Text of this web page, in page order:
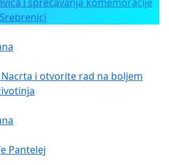
i otvorite rad na boljem
Pantelej